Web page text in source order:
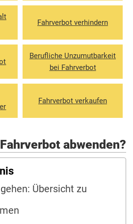
Fahrverbot verhindern
Berufliche Unzumutbarkeit
bei Fahrverbot
Fahrverbot verkaufen
abwenden?
Übersicht zu